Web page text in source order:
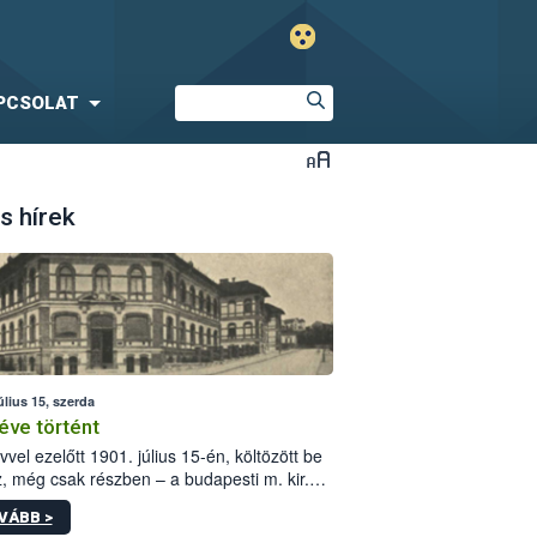
hírek
15, szerda
történt
ezelőtt 1901. július 15-én, költözött be
még csak részben – a budapesti m. kir.
állomás a Kis Rókus utca
alatti, Czigler Győző által tervezett új
>